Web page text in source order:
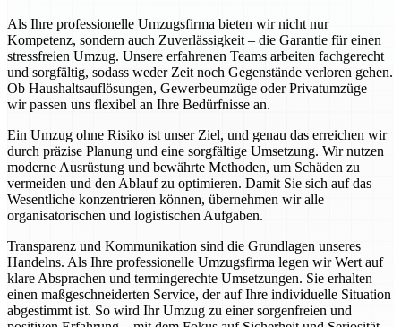
Als Ihre professionelle Umzugsfirma bieten wir nicht nur
Kompetenz, sondern auch Zuverlässigkeit – die Garantie für einen
stressfreien Umzug. Unsere erfahrenen Teams arbeiten fachgerecht
und sorgfältig, sodass weder Zeit noch Gegenstände verloren gehen.
Ob Haushaltsauflösungen, Gewerbeumzüge oder Privatumzüge –
wir passen uns flexibel an Ihre Bedürfnisse an.
Ein Umzug ohne Risiko ist unser Ziel, und genau das erreichen wir
durch präzise Planung und eine sorgfältige Umsetzung. Wir nutzen
moderne Ausrüstung und bewährte Methoden, um Schäden zu
vermeiden und den Ablauf zu optimieren. Damit Sie sich auf das
Wesentliche konzentrieren können, übernehmen wir alle
organisatorischen und logistischen Aufgaben.
Transparenz und Kommunikation sind die Grundlagen unseres
Handelns. Als Ihre professionelle Umzugsfirma legen wir Wert auf
klare Absprachen und termingerechte Umsetzungen. Sie erhalten
einen maßgeschneiderten Service, der auf Ihre individuelle Situation
abgestimmt ist. So wird Ihr Umzug zu einer sorgenfreien und